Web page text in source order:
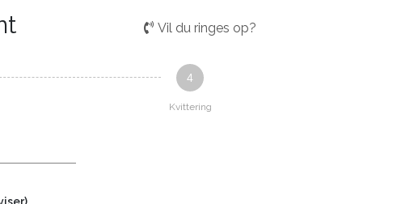
Vil du ringes op?
4
Kvittering